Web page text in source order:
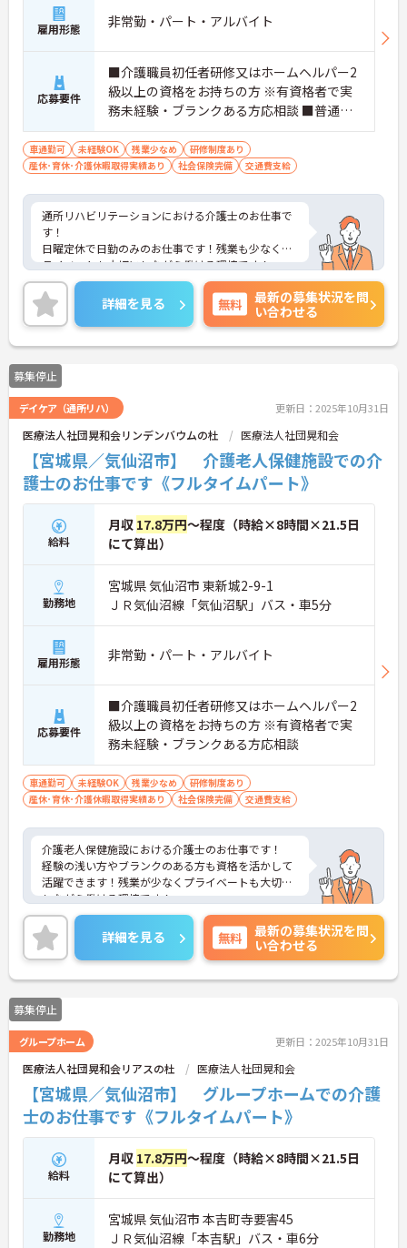
雇用形態 非常勤・パート・アルバイト
応募要件
■介護職員初任者研修又はホームヘルパー2
級以上の資格をお持ちの方 ※有資格者で実
務未経験・ブランクある方応相談 ■普通自
動車運転免許（AT限定可）
車通勤可 未経験OK 残業少なめ
研修制度あり
産休･育休･介護休暇取得実績あり
社会保険完備 交通費支給
通所リハビリテーションにおける介護士のお仕事で
す！
日曜定休で日勤のみのお仕事です！残業も少なくプ
ライベートも大切にしながら働ける環境です！
ご興味ある方には、面接のポイントなど、さらに詳
細をお話致しますのでお気軽にご相談ください。
詳細を見る 無料
最新の募集状況を問
い合わせる
募集停止
デイケア（通所リハ） 更新日：2025年10月31日
医療法人社団晃和会リンデンバウムの杜 医療法人社団晃和会
【宮城県／気仙沼市】 介護老人保健施設での介
護士のお仕事です《フルタイムパート》
給料
月収 17.8万円～程度（時給×8時間×21.5日
にて算出）
勤務地
宮城県 気仙沼市 東新城2-9-1
ＪＲ気仙沼線「気仙沼駅」バス・車5分
雇用形態 非常勤・パート・アルバイト
応募要件
■介護職員初任者研修又はホームヘルパー2
級以上の資格をお持ちの方 ※有資格者で実
務未経験・ブランクある方応相談
車通勤可 未経験OK 残業少なめ
研修制度あり
産休･育休･介護休暇取得実績あり
社会保険完備 交通費支給
介護老人保健施設における介護士のお仕事です！
経験の浅い方やブランクのある方も資格を活かして
活躍できます！残業が少なくプライベートも大切に
しながら働ける環境です！
ご興味ある方には、面接のポイントなど、さらに詳
細をお話致しますのでお気軽にご相談ください。
詳細を見る 無料
最新の募集状況を問
い合わせる
募集停止
グループホーム 更新日：2025年10月31日
医療法人社団晃和会リアスの杜 医療法人社団晃和会
【宮城県／気仙沼市】 グループホームでの介護
士のお仕事です《フルタイムパート》
給料
月収 17.8万円～程度（時給×8時間×21.5日
にて算出）
勤務地
宮城県 気仙沼市 本吉町寺要害45
ＪＲ気仙沼線「本吉駅」バス・車6分